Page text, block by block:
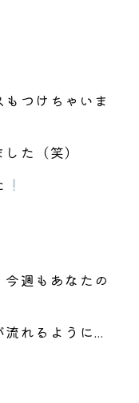
つけちゃいま
た（笑）
週もあなたの
流れるように…